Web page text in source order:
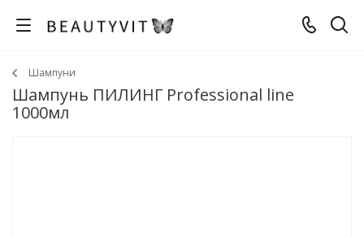
Шампуни
Шампунь ПИЛИНГ Professional line
1000мл